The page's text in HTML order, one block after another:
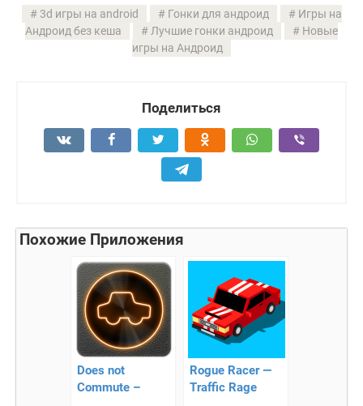
3d игры на android Гонки для андроид
Игры на
Андроид без кеша
Лучшие гонки андроид
Новые
игры на Андроид
Поделиться
Похожие Приложения
Does not
Commute –
Rogue Racer —
Traffic Rage